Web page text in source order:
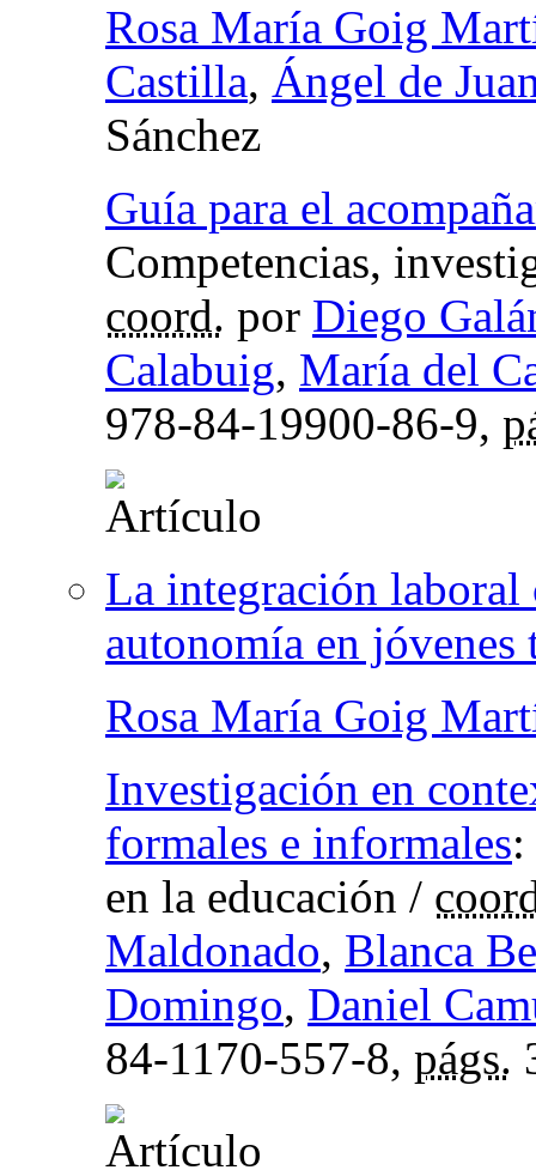
Rosa María Goig
Castilla, Ángel de
Sánchez
Guía para el
Competencias,
coord. por Diego
Calabuig, María del
978-84-19900-86-9,
La integración laboral
autonomía en jóvenes
Rosa María Goig
Investigación en
formales e informales:
en la educación /
Maldonado, Blanca
Domingo, Daniel
84-1170-557-8, págs.